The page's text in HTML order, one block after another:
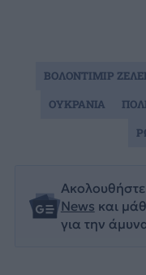
News και
για την
ΒΟΛΟΝΤΙΜΙΡ
ΟΥΚΡΑΝΙΑ